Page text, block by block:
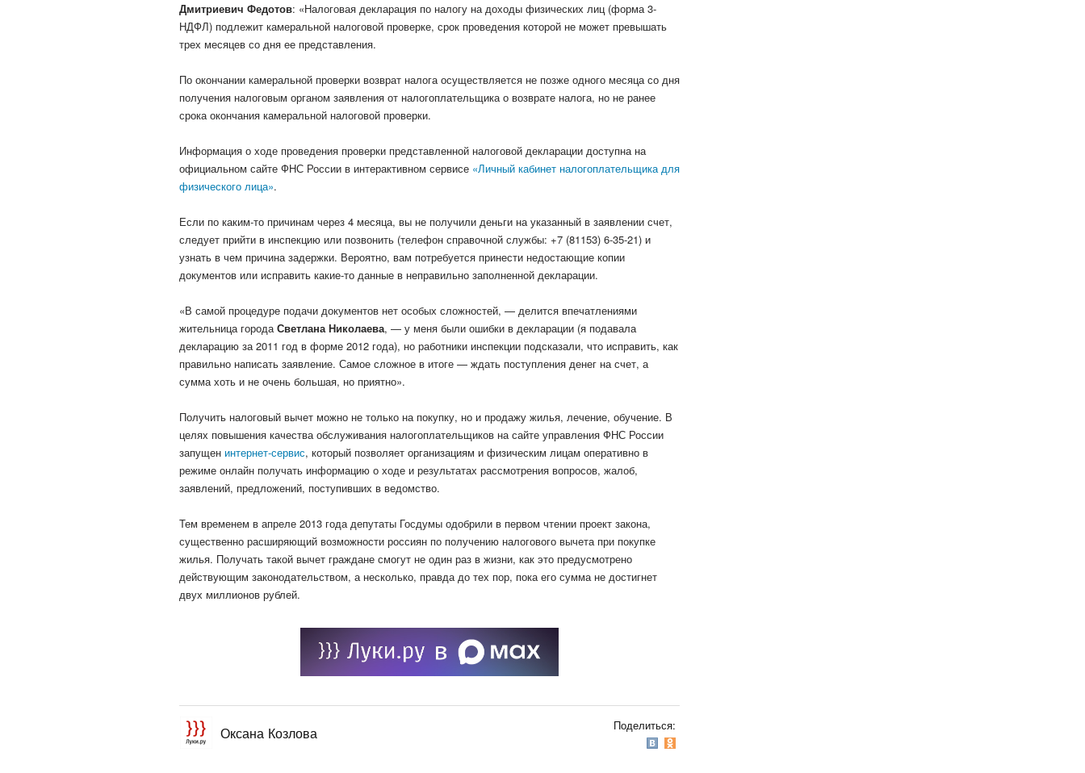
Дмитриевич Федотов: «Налоговая декларация по налогу на доходы физических лиц (форма 3-
НДФЛ) подлежит камеральной налоговой проверке, срок проведения которой не может превышать
трех месяцев со дня ее представления.
По окончании камеральной проверки возврат налога осуществляется не позже одного месяца со дня
получения налоговым органом заявления от налогоплательщика о возврате налога, но не ранее
срока окончания камеральной налоговой проверки.
Информация о ходе проведения проверки представленной налоговой декларации доступна на
официальном сайте ФНС России в интерактивном сервисе «Личный кабинет налогоплательщика для
физического лица».
Если по каким-то причинам через 4 месяца, вы не получили деньги на указанный в заявлении счет,
следует прийти в инспекцию или позвонить (телефон справочной службы: +7 (81153) 6-35-21) и
узнать в чем причина задержки. Вероятно, вам потребуется принести недостающие копии
документов или исправить какие-то данные в неправильно заполненной декларации.
«В самой процедуре подачи документов нет особых сложностей, — делится впечатлениями
жительница городаСветлана Николаева, — у меня были ошибки в декларации (я подавала
декларацию за 2011 год в форме 2012 года), но работники инспекции подсказали, что исправить, как
правильно написать заявление. Самое сложное в итоге — ждать поступления денег на счет, а
сумма хоть и не очень большая, но приятно».
Получить налоговый вычет можно не только на покупку, но и продажу жилья, лечение, обучение. В
целях повышения качества обслуживания налогоплательщиков на сайте управления ФНС России
запущен интернет-сервис, который позволяет организациям и физическим лицам оперативно в
режиме онлайн получать информацию о ходе и результатах рассмотрения вопросов, жалоб,
заявлений, предложений, поступивших в ведомство.
Тем временем в апреле 2013 года депутаты Госдумы одобрили в первом чтении проект закона,
существенно расширяющий возможности россиян по получению налогового вычета при покупке
жилья. Получать такой вычет граждане смогут не один раз в жизни, как это предусмотрено
действующим законодательством, а несколько, правда до тех пор, пока его сумма не достигнет
двух миллионов рублей.
Оксана Козлова Поделиться: